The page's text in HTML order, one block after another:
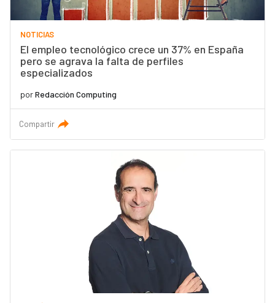
NOTICIAS
El empleo tecnológico crece un 37% en España
pero se agrava la falta de perfiles
especializados
porRedacción Computing
Compartir